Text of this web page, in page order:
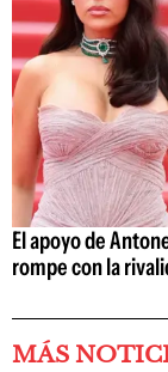
El apoyo de
rompe con la
MÁS